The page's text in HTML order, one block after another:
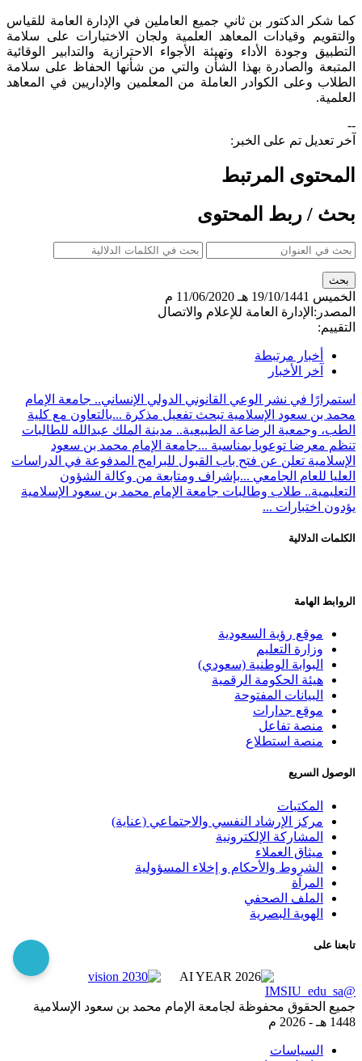
كما شكر الدكتور بن ثاني جميع العاملين في الإدارة العامة للقياس
والتقويم وقيادات المعاهد العلمية ولجان الاختبارات على سلامة
التطبيق وجودة الأداء وتهيئة الأجواء الاحترازية والتدابير الوقائية
المتبعة والصادرة بهذا الشأن والتي من شأنها الحفاظ على سلامة
الطلاب وعلى الكوادر العاملة من المعلمين والإداريين في المعاهد
العلمية.
--
آخر تعديل تم على الخبر:
المحتوى المرتبط
بحث / ربط المحتوى
الخميس 19/10/1441 هـ
11/06/2020 م
المصدر: الإدارة العامة للإعلام والاتصال
التقييم:
أخبار مرتبطة
آخر الأخبار
استمرارًا في نشر الوعي القانوني الدولي الإنساني.. جامعة الإمام
محمد بن سعود الإسلامية تبحث تفعيل مذكرة ...بالتعاون مع كلية
الطب، وجمعية الرضاعة الطبيعية.. مدينة الملك عبدالله للطالبات
تنظم معرضا توعويا بمناسبة ...جامعة الإمام محمد بن سعود
الإسلامية تعلن عن فتح باب القبول للبرامج المدفوعة في الدراسات
العليا للعام الجامعي ...بإشراف ومتابعة من وكالة الشؤون
التعليمية.. طلاب وطالبات جامعة الإمام محمد بن سعود الإسلامية
يؤدون اختبارات ...
الكلمات الدلالية
الروابط الهامة
موقع رؤية السعودية
وزارة التعليم
البوابة الوطنية (سعودي)
هيئة الحكومة الرقمية
البيانات المفتوحة
موقع جدارات
منصة تفاعل
منصة استطلاع
الوصول السريع
المكتبات
مركز الإرشاد النفسي والاجتماعي (عناية)
المشاركة الإلكترونية
ميثاق العملاء
الشروط والأحكام و إخلاء المسؤولية
المرآة
الملف الصحفي
الهوية البصرية
تابعنا على
@IMSIU_edu_sa
جميع الحقوق محفوظة لجامعة الإمام محمد بن سعود الإسلامية
1448 هـ -
2026 م
السياسات